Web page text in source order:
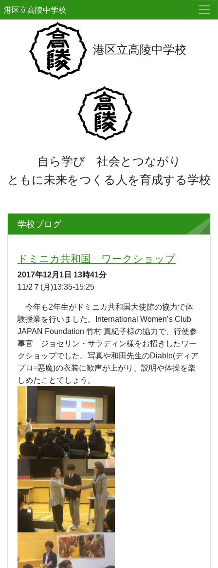
港区立高陵中学校
港区立高陵中学校
自ら学び 社会とつながり
ともに未来をつくる人を育成する学校
学校ブログ
ドミニカ共和国 ワークショップ
2017年12月1日 13時41分
11/2７(月)13:35-15:25
今年も2年生がドミニカ共和国大使館の協力で体
験授業を行いました。International Women’s Club
JAPAN Foundation 竹村 真紀子様の協力で、行使参
事官 ジョセリン・サラディン様をお招きしたワー
クショップでした。写真や和田先生のDiablo(ディア
プロ=悪魔)の衣装に歓声が上がり、説明や体操を楽
しめたことでしょう。